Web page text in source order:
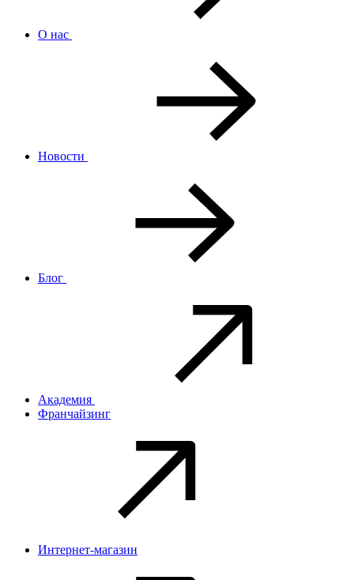
О нас
Новости
Блог
Академия
Франчайзинг
Интернет-магазин